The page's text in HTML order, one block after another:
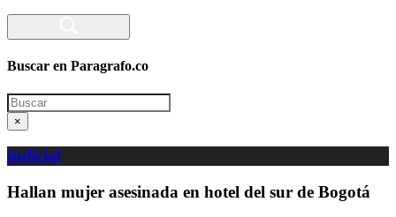
Buscar en Paragrafo.co
Search
×
judicial
Hallan mujer asesinada en hotel del sur de Bogotá